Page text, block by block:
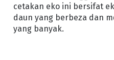
cetakan eko ini bersifat
daun yang berbeza dan
yang banyak.